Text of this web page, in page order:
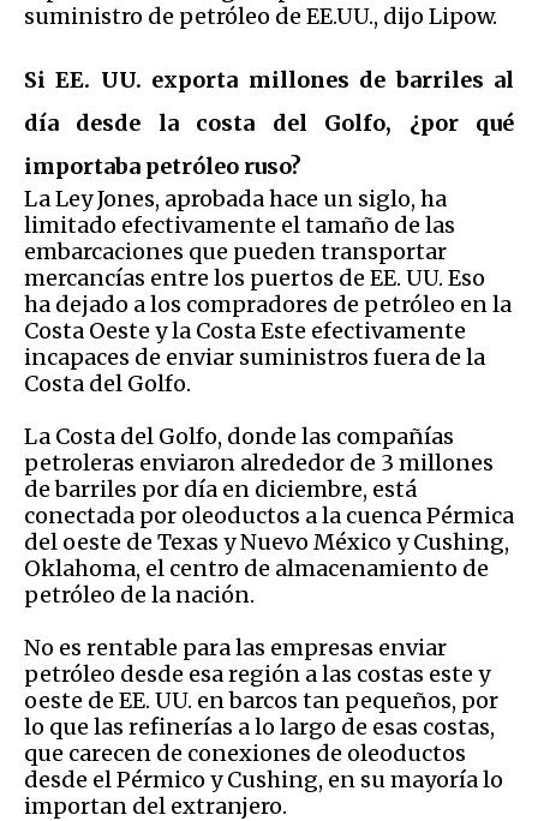
suministro de petróleo de EE.UU., dijo Lipow.
Si EE. UU. exporta millones de barriles al
día desde la costa del Golfo, ¿por qué
importaba petróleo ruso?
La Ley Jones, aprobada hace un siglo, ha
limitado efectivamente el tamaño de las
embarcaciones que pueden transportar
mercancías entre los puertos de EE. UU. Eso
ha dejado a los compradores de petróleo en la
Costa Oeste y la Costa Este efectivamente
incapaces de enviar suministros fuera de la
Costa del Golfo.
La Costa del Golfo, donde las compañías
petroleras enviaron alrededor de 3 millones
de barriles por día en diciembre, está
conectada por oleoductos a la cuenca Pérmica
del oeste de Texas y Nuevo México y Cushing,
Oklahoma, el centro de almacenamiento de
petróleo de la nación.
No es rentable para las empresas enviar
petróleo desde esa región a las costas este y
oeste de EE. UU. en barcos tan pequeños, por
lo que las refinerías a lo largo de esas costas,
que carecen de conexiones de oleoductos
desde el Pérmico y Cushing, en su mayoría lo
importan del extranjero.